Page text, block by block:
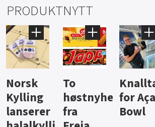
PRODUKTNYTT
Knalltall
for Açai
Bowl
Aass vil
bli
førstevalg
Brus
jus fra